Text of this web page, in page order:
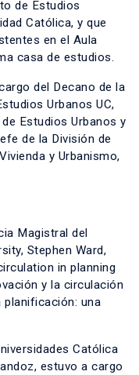
de Estudios
Católica, y que
en el Aula
casa de estudios.
del Decano de la
Urbanos UC,
Estudios Urbanos y
de la División de
y Urbanismo,
Magistral del
Stephen Ward,
in planning
y la circulación
una
Católica
estuvo a cargo